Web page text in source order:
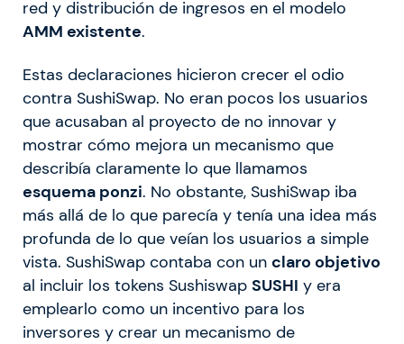
red y distribución de ingresos en el modelo
AMM existente.
Estas declaraciones hicieron crecer el odio
contra SushiSwap. No eran pocos los usuarios
que acusaban al proyecto de no innovar y
mostrar cómo mejora un mecanismo que
describía claramente lo que llamamos
esquema ponzi. No obstante, SushiSwap iba
más allá de lo que parecía y tenía una idea más
profunda de lo que veían los usuarios a simple
vista. SushiSwap contaba con un claro objetivo
al incluir los tokens Sushiswap SUSHI y era
emplearlo como un incentivo para los
inversores y crear un mecanismo de